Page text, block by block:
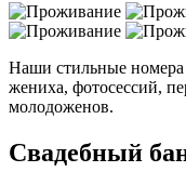
Наши стильные номера
жениха, фотосессий,
молодоженов.
Свадебный